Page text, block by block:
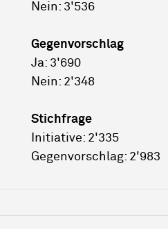
Nein: 3'536
Gegenvorschlag
Ja: 3'690
Nein: 2'348
Stichfrage
Initiative: 2'335
Gegenvorschlag: 2'983